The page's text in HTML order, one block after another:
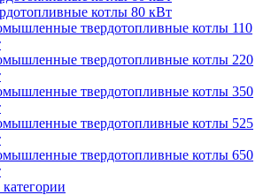
котлы 80 кВт
твердотопливные котлы 110
твердотопливные котлы 220
твердотопливные котлы 350
твердотопливные котлы 525
твердотопливные котлы 650